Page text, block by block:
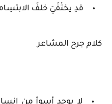
قدِ يختْفَيَ خلفَ
كلام جرح المشاعر
لا يوجد أسوأ من